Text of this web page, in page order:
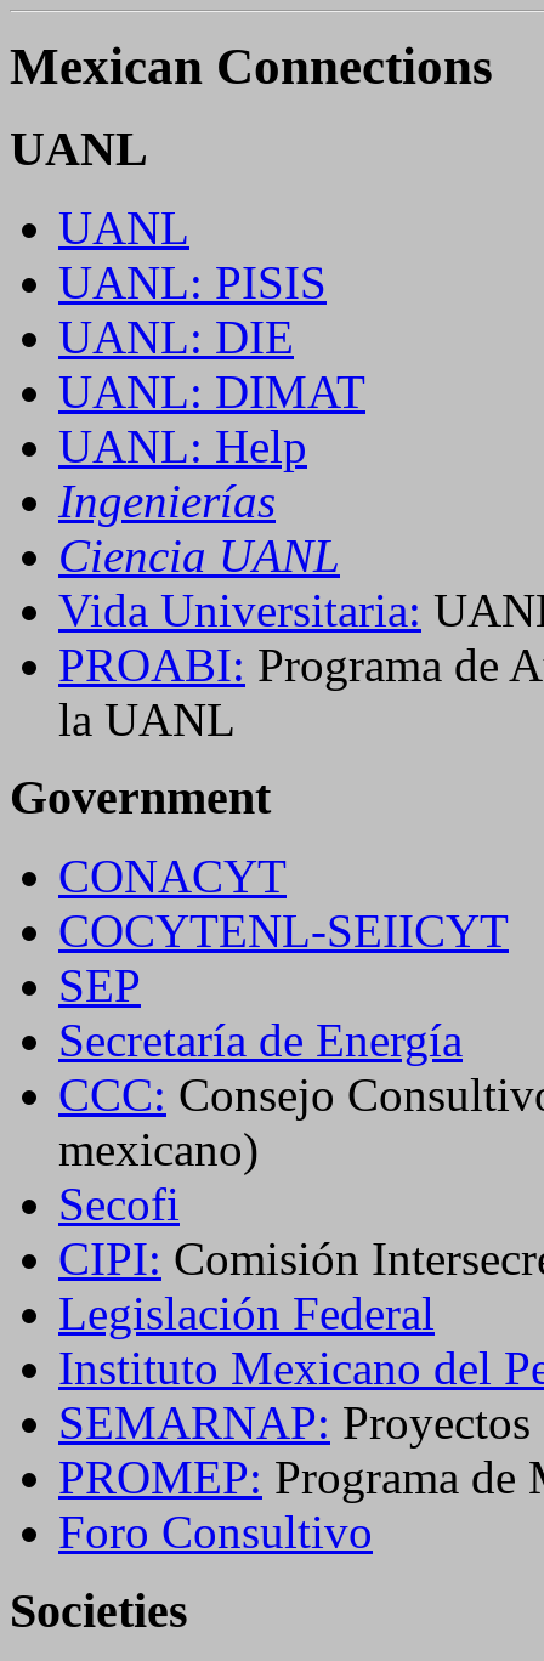
Mexican Connections
UANL
UANL
UANL: PISIS
UANL: DIE
UANL: DIMAT
UANL: Help
Ingenierías
Ciencia UANL
Vida Universitaria:
PROABI: Programa de
la UANL
Government
CONACYT
COCYTENL-SEIICYT
SEP
Secretaría de Energía
CCC: Consejo
mexicano)
Secofi
CIPI: Comisión
Legislación Federal
Instituto Mexicano del
SEMARNAP:
PROMEP: Programa de
Foro Consultivo
Societies